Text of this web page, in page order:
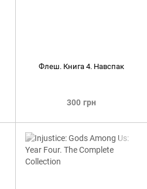
Флеш. Книга 4. Навспак
300 грн